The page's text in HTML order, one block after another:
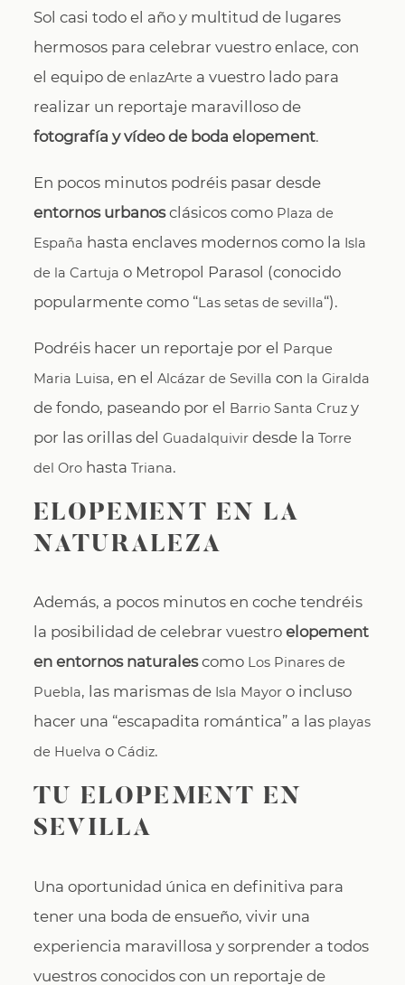
Sol casi todo el año y multitud de lugares
hermosos para celebrar vuestro enlace, con
el equipo deenlazArte a vuestro lado para
realizar un reportaje maravilloso de
fotografía y vídeo de boda elopement.
En pocos minutos podréis pasar desde
entornos urbanosclásicos como Plaza de
España hasta enclaves modernos como la Isla
de la Cartuja o Metropol Parasol (conocido
popularmente como “Las setas de sevilla“).
Podréis hacer un reportaje por el Parque
Maria Luisa, en elAlcázar de Sevilla con la Giralda
de fondo, paseando por el Barrio Santa Cruz y
por las orillas delGuadalquivirdesde laTorre
del Oro hastaTriana.
ELOPEMENT EN LA
NATURALEZA
Además, a pocos minutos en coche tendréis
la posibilidad de celebrar vuestroelopement
en entornos naturalescomo Los Pinares de
Puebla, las marismas de Isla Mayor o incluso
hacer una “escapadita romántica” a las playas
de Huelva oCádiz.
TU ELOPEMENT EN
SEVILLA
Una oportunidad única en definitiva para
tener una boda de ensueño, vivir una
experiencia maravillosa y sorprender a todos
vuestros conocidos con un reportaje de